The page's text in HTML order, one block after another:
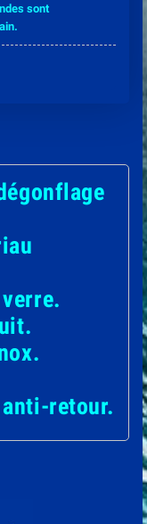
sont
anti-retour.